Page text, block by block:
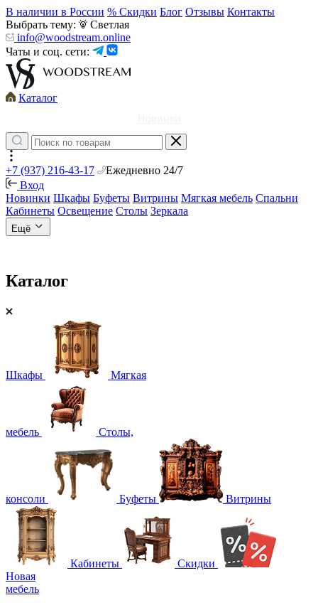
В наличии в России % Скидки Блог Отзывы Контакты
Выбрать тему:
Светлая
info@woodstream.online
Чаты и соц. сети:
Каталог
+7 (937) 216-43-17
Ежедневно 24/7
Вход
Новинки Шкафы Буфеты Витрины Мягкая мебель Спальни
Кабинеты Освещение Столы Зеркала
Ещё
Каталог
Шкафы Мягкая
мебель Столы,
консоли Буфеты Витрины
Кабинеты
Скидки
Новая
мебель